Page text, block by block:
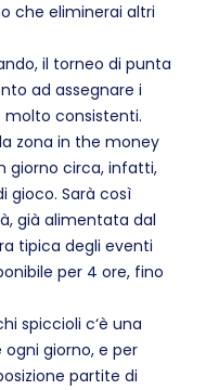
che eliminerai altri
il torneo di punta
ad assegnare i
consistenti.
zona in the money
giorno circa, infatti,
gioco. Sarà così
già alimentata dal
tipica degli eventi
per 4 ore, fino
spiccioli c‘è una
giorno, e per
partite di